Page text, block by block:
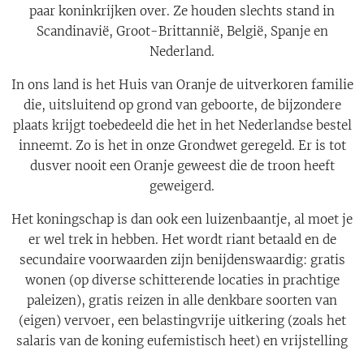
paar koninkrijken over. Ze houden slechts stand in
Scandinavië, Groot-Brittannië, België, Spanje en
Nederland.
In ons land is het Huis van Oranje de uitverkoren familie
die, uitsluitend op grond van geboorte, de bijzondere
plaats krijgt toebedeeld die het in het Nederlandse bestel
inneemt. Zo is het in onze Grondwet geregeld. Er is tot
dusver nooit een Oranje geweest die de troon heeft
geweigerd.
Het koningschap is dan ook een luizenbaantje, al moet je
er wel trek in hebben. Het wordt riant betaald en de
secundaire voorwaarden zijn benijdenswaardig: gratis
wonen (op diverse schitterende locaties in prachtige
paleizen), gratis reizen in alle denkbare soorten van
(eigen) vervoer, een belastingvrije uitkering (zoals het
salaris van de koning eufemistisch heet) en vrijstelling